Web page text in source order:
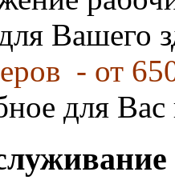
Вашего
- от
для Вас